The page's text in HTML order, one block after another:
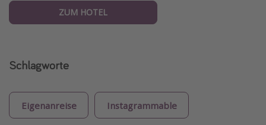
ZUM HOTEL
Schlagworte
Eigenanreise Instagrammable